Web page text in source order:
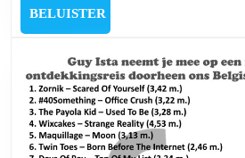
BELUISTER